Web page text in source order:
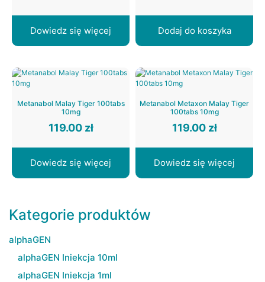
Dowiedz się więcej Dodaj do koszyka
Metanabol Malay Tiger 100tabs
10mg
119.00 zł
Dowiedz się więcej
Metanabol Metaxon Malay Tiger
100tabs 10mg
119.00 zł
Dowiedz się więcej
Kategorie produktów
alphaGEN
alphaGEN Iniekcja 10ml
alphaGEN Iniekcja 1ml